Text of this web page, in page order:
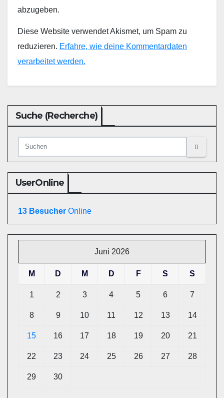
abzugeben.
Diese Website verwendet Akismet, um Spam zu
reduzieren. Erfahre, wie deine Kommentardaten
verarbeitet werden.
Suche (Recherche)
UserOnline
13 Besucher Online
Juni 2026
M D M D F S S
1 2 3 4 5 6 7
8 9 10 11 12 13 14
15 16 17 18 19 20 21
22 23 24 25 26 27 28
29 30